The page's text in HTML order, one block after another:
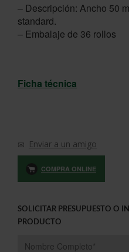
– Descripción: Ancho 50
standard.
– Embalaje de 36 rollos
Ficha técnica
Enviar a un amigo
COMPRA ONLINE
SOLICITAR PRESUPUESTO O
PRODUCTO